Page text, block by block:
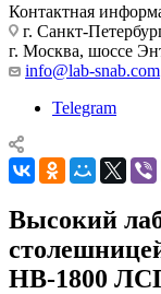
Контактная
г. Санкт-
г. Москва, шоссе
info@lab-snab.com
Telegram
Высокий
НВ-1800